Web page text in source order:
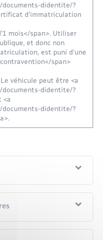
documents-didentite/?
d'immatriculation
mois</span>. Utiliser
et donc non
est puni d’une
span>
véhicule peut être <a
documents-didentite/?
<a
documents-didentite/?